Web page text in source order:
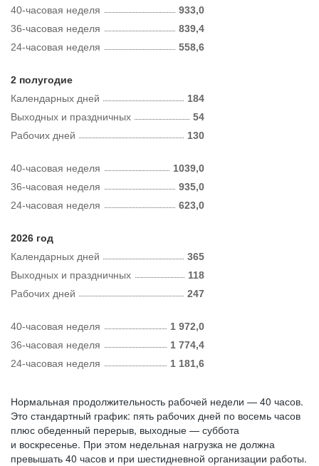
40-часовая неделя
933,0
36-часовая неделя
839,4
24-часовая неделя
558,6
2 полугодие
Календарных дней
184
Рабочих дней 130
Выходных и праздничных 54
40-часовая неделя
1039,0
36-часовая неделя
935,0
24-часовая неделя
623,0
2026 год
Календарных дней
365
Рабочих дней 247
Выходных и праздничных 118
40-часовая неделя
1 972,0
36-часовая неделя
1 774,4
24-часовая неделя
1 181,6
Нормальная продолжительность рабочей недели — 40 часов.
Это стандартный график: пять рабочих дней по восемь часов
плюс обеденный перерыв, выходные — суббота
и воскресенье. При этом недельная нагрузка не должна
превышать 40 часов и при шестидневной организации работы.